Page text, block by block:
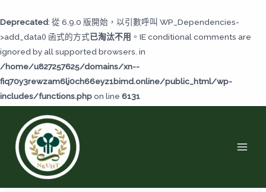
Deprecated: 從 6.9.0 版開始，以引數呼叫 WP_Dependencies-
>add_data() 函式的方式已淘汰不用 。IE conditional comments are
ignored by all supported browsers. in
/home/u827257625/domains/xn--
fiq70y3rewzam6lj0ch66eyz1bimd.online/public_html/wp-
includes/functions.phpon line 6131
至
主
要
內
容